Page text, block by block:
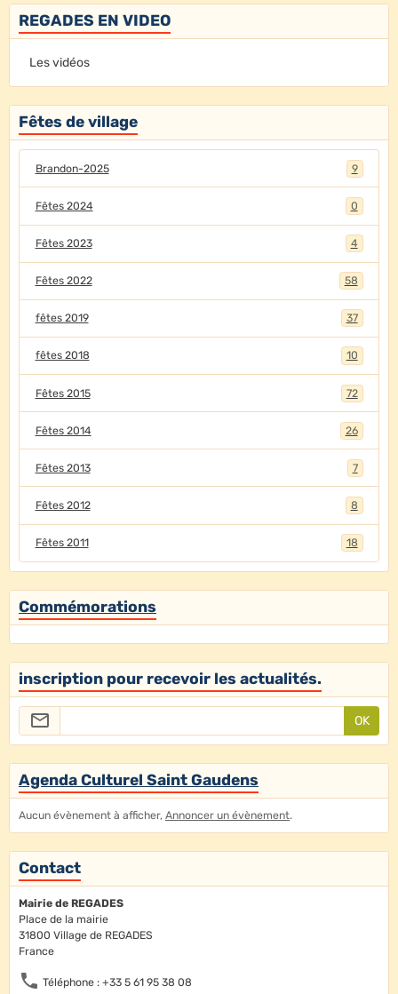
REGADES EN VIDEO
Les vidéos
Fêtes de village
Brandon-2025 9
Fêtes 2024 0
Fêtes 2023 4
Fêtes 2022 58
fêtes 2019 37
fêtes 2018 10
Fêtes 2015 72
Fêtes 2014 26
Fêtes 2013 7
Fêtes 2012 8
Fêtes 2011 18
Commémorations
inscription pour recevoir les actualités.
OK
Agenda Culturel Saint Gaudens
Aucun évènement à afficher, Annoncer un évènement.
Contact
Mairie de REGADES
Place de la mairie
31800 Village de REGADES
France
Téléphone : +33 5 61 95 38 08